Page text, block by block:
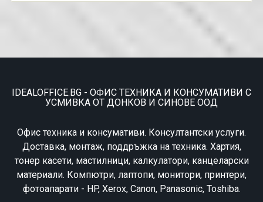
IDEALOFFICE.BG - ОФИС ТЕХНИКА И КОНСУМАТИВИ С
УСМИВКА ОТ ДОНКОВ И СИНОВЕ ООД
Офис техника и консумативи. Консултантски услуги.
Доставка, монтаж, поддръжка на техника. Хартия,
тонер касети, мастилници, калкулатори, канцеларски
материали. Компютри, лаптопи, монитори, принтери,
фотоапарати - HP, Xerox, Canon, Panasonic, Toshiba.